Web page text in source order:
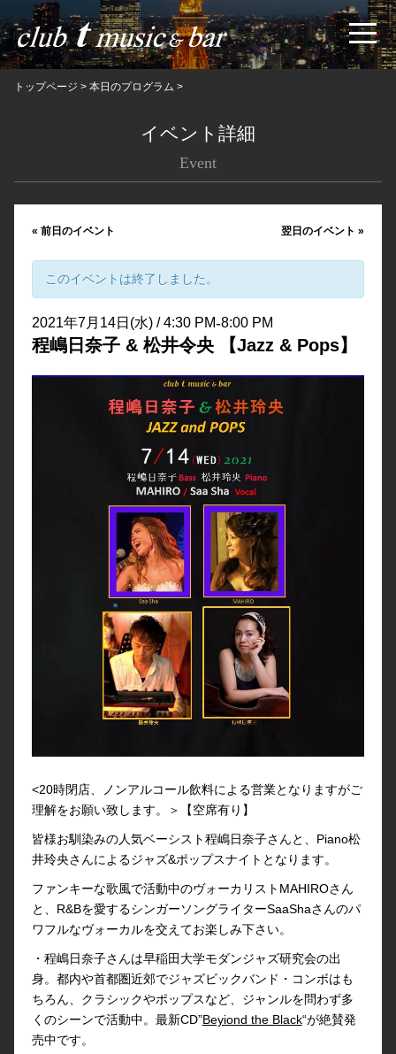
トップページ > 本日のプログラム >
イベント詳細
Event
« 前日のイベント 翌日のイベント»
このイベントは終了しました。
2021年7月14日(水) / 4:30 PM-8:00 PM
程嶋日奈子 & 松井令央 【Jazz & Pops】
<20時閉店、ノンアルコール飲料による営業となりますがご
理解をお願い致します。＞【空席有り】
皆様お馴染みの人気ベーシスト程嶋日奈子さんと、Piano松
井玲央さんによるジャズ&ポップスナイトとなります。
ファンキーな歌風で活動中のヴォーカリストMAHIROさん
と、R&Bを愛するシンガーソングライターSaaShaさんのパ
ワフルなヴォーカルを交えてお楽しみ下さい。
・程嶋日奈子さんは早稲田大学モダンジャズ研究会の出
身。都内や首都圏近郊でジャズビックバンド・コンボはも
ちろん、クラシックやポップスなど、ジャンルを問わず多
くのシーンで活動中。最新CD”Beyiond the Black“が絶賛発
売中です。